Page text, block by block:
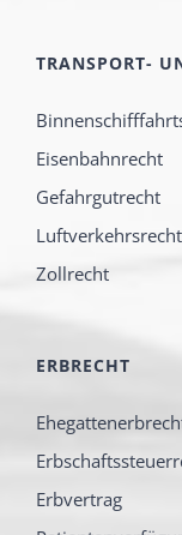
TRANSPORT-
Eisenbahnrecht
Gefahrgutrecht
Luftverkehrsrecht
Zollrecht
ERBRECHT
Erbvertrag